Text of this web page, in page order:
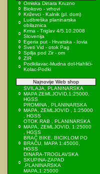
Omiska Dinara Kruzno
Biokovo - vrhovi
Križevci - Kalnik (pl. dom)
Ludbreška planinarska
obilaznica
Krma - Triglav 4/5.10.2008
Slovenija
Egeria put - Hrvatska - Iovia
Sveti Vid - otok Pag
Spilja pod Zir - om
ZIR
Podkilavac-Mudna dol-Hahlići-
Kolac-Podki
Najnovije Web shop
SVILAJA, PLANINARSKA
MAPA ZEMLJOVID,1:25000,
HGSS
PROMINA , PLANINARSKA
MAPA, ZEMLJOVID , 1:25000
, HGSS
OTOK RAB , PLANINARSKA
MAPA, ZEMLJOVID, 1:25000
, HGSS
BRAČ BIKE, BICIKLOM PO
BRAČU, MAPA 1:45000,
HGSS
DINARA-TROGLAVSKA
SKUPINA-ZAPAD
,PLANINARSKA
MAPA,1:25000